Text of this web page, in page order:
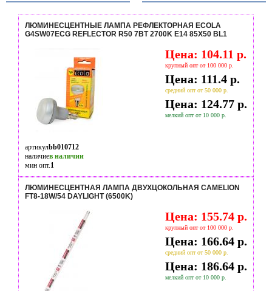
ЛЮМИНЕСЦЕНТНЫЕ ЛАМПА РЕФЛЕКТОРНАЯ ECOLA
G4SW07ECG REFLECTOR R50 7ВТ 2700K E14 85Х50 BL1
Цена: 104.11 р.
крупный опт от 100 000 р.
Цена: 111.4 р.
средний опт от 50 000 р.
Цена: 124.77 р.
мелкий опт от 10 000 р.
артикулbb010712
наличиев наличии
мин опт.1
ЛЮМИНЕСЦЕНТНАЯ ЛАМПА ДВУХЦОКОЛЬНАЯ CAMELION
FT8-18W/54 DAYLIGHT (6500K)
Цена: 155.74 р.
крупный опт от 100 000 р.
Цена: 166.64 р.
средний опт от 50 000 р.
Цена: 186.64 р.
мелкий опт от 10 000 р.